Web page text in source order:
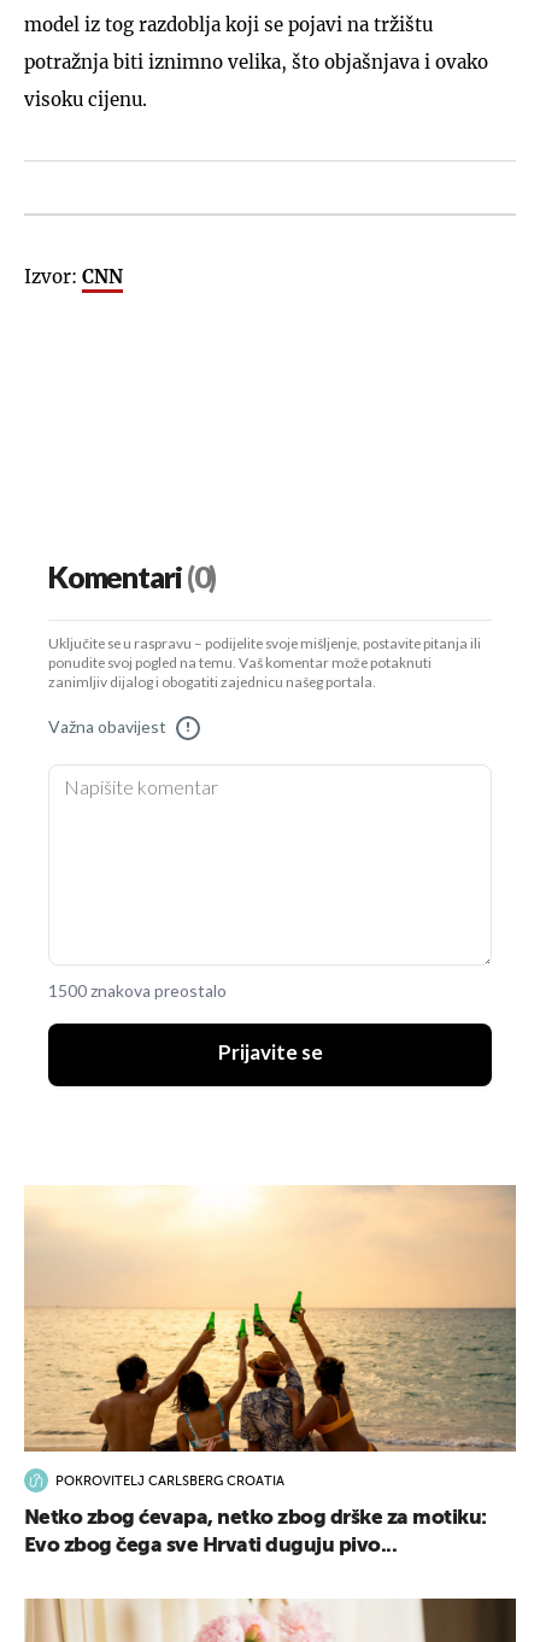
model iz tog razdoblja koji se pojavi na tržištu
potražnja biti iznimno velika, što objašnjava i ovako
visoku cijenu.
Izvor: CNN
Komentari(0)
Uključite se u raspravu – podijelite svoje mišljenje, postavite pitanja ili
ponudite svoj pogled na temu. Vaš komentar može potaknuti
zanimljiv dijalog i obogatiti zajednicu našeg portala.
Važna obavijest !
1500 znakova preostalo
Prijavite se
POKROVITELJ CARLSBERG CROATIA
Netko zbog ćevapa, netko zbog drške za motiku:
Evo zbog čega sve Hrvati duguju pivo...